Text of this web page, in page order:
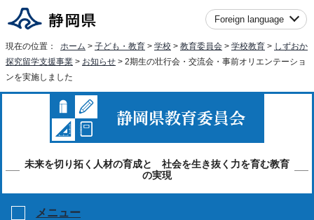
Foreign language
現在の位置： ホーム > 子ども・教育 > 学校 > 教育委員会 > 学校教育 > しずおか
探究留学支援事業 > お知らせ > 2期生の壮行会・交流会・事前オリエンテーショ
ンを実施しました
未来を切り拓く人材の育成と 社会を生き抜く力を育む教育
の実現
メニュー